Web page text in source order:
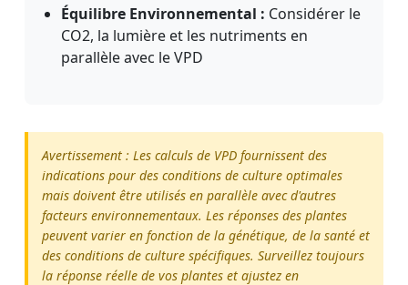
Équilibre Environnemental : Considérer le
CO2, la lumière et les nutriments en
parallèle avec le VPD
Avertissement : Les calculs de VPD fournissent des
indications pour des conditions de culture optimales
mais doivent être utilisés en parallèle avec d'autres
facteurs environnementaux. Les réponses des plantes
peuvent varier en fonction de la génétique, de la santé et
des conditions de culture spécifiques. Surveillez toujours
la réponse réelle de vos plantes et ajustez en